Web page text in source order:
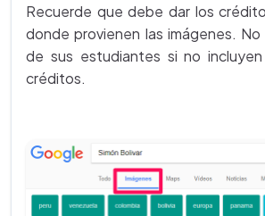
Recuerde que debe dar los
donde provienen las imágenes.
de sus estudiantes si no
créditos.